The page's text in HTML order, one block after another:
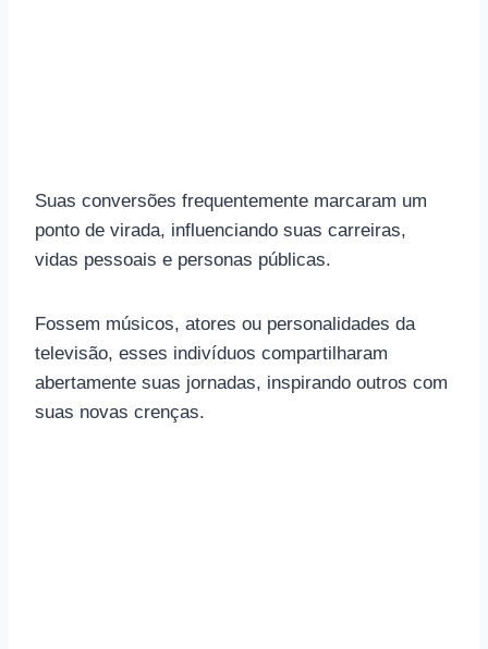
Suas conversões frequentemente marcaram um
ponto de virada, influenciando suas carreiras,
vidas pessoais e personas públicas.
Fossem músicos, atores ou personalidades da
televisão, esses indivíduos compartilharam
abertamente suas jornadas, inspirando outros com
suas novas crenças.